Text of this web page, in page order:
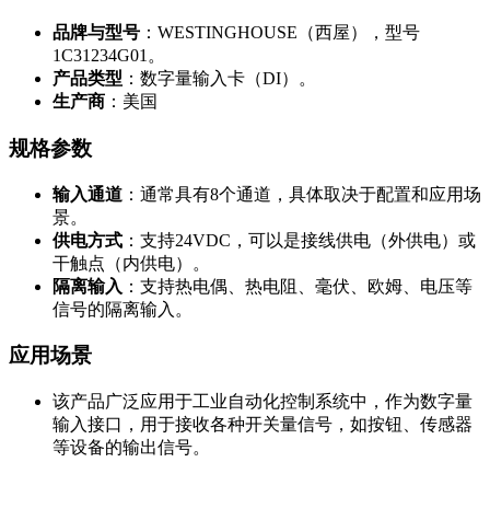
品牌与型号 ：WESTINGHOUSE（西屋），型号
1C31234G01。
产品类型 ：数字量输入卡（DI）。
生产商 ：美国
规格参数
输入通道 ：通常具有8个通道，具体取决于配置和应用场
景。
供电方式 ：支持24VDC，可以是接线供电（外供电）或
干触点（内供电）。
隔离输入 ：支持热电偶、热电阻、毫伏、欧姆、电压等
信号的隔离输入。
应用场景
该产品广泛应用于工业自动化控制系统中，作为数字量
输入接口，用于接收各种开关量信号，如按钮、传感器
等设备的输出信号。